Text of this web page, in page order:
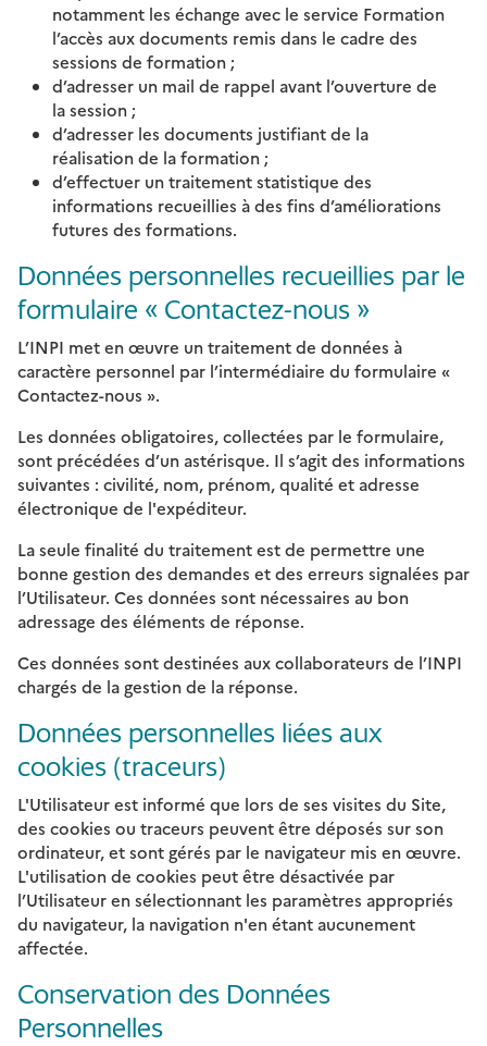
notamment les échange avec le service Formation
l’accès aux documents remis dans le cadre des
sessions de formation ;
d’adresser un mail de rappel avant l’ouverture de
la session ;
d’adresser les documents justifiant de la
réalisation de la formation ;
d’effectuer un traitement statistique des
informations recueillies à des fins d’améliorations
futures des formations.
Données personnelles recueillies par le
formulaire « Contactez-nous »
L’INPI met en œuvre un traitement de données à
caractère personnel par l’intermédiaire du formulaire «
Contactez-nous ».
Les données obligatoires, collectées par le formulaire,
sont précédées d’un astérisque. Il s’agit des informations
suivantes : civilité, nom, prénom, qualité et adresse
électronique de l'expéditeur.
La seule finalité du traitement est de permettre une
bonne gestion des demandes et des erreurs signalées par
l’Utilisateur. Ces données sont nécessaires au bon
adressage des éléments de réponse.
Ces données sont destinées aux collaborateurs de l’INPI
chargés de la gestion de la réponse.
Données personnelles liées aux
cookies (traceurs)
L'Utilisateur est informé que lors de ses visites du Site,
des cookies ou traceurs peuvent être déposés sur son
ordinateur, et sont gérés par le navigateur mis en œuvre.
L'utilisation de cookies peut être désactivée par
l’Utilisateur en sélectionnant les paramètres appropriés
du navigateur, la navigation n'en étant aucunement
affectée.
Conservation des Données
Personnelles